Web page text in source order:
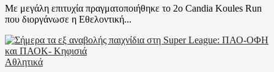
Με μεγάλη επιτυχία πραγματοποιήθηκε το 2ο Candia Koules Run
που διοργάνωσε η Εθελοντική...
Αθλητικά